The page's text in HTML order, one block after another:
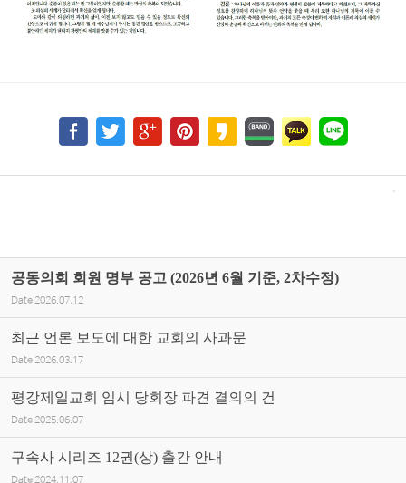
공동의회 회원 명부 공고 (2026년 6월 기준, 2차수정)
Date 2026.07.12
최근 언론 보도에 대한 교회의 사과문
Date 2026.03.17
평강제일교회 임시 당회장 파견 결의의 건
Date 2025.06.07
구속사 시리즈 12권(상) 출간 안내
Date 2024.11.07